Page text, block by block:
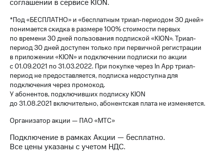
Тарифы
Интернет,
ТВ и телефон
для дома
Услуги
Акции
интернет
Домашнее
ТВ
Мой
Акции
Видеонаблюдение
для дома
149 ₽/
мес
МТС
Premium
Подписка
на гигабайты
интернета,
соглашении в сервисе KION.
*Под «БЕСПЛАТНО» и «бесплатным триал-периодом 30 дней»
понимается скидка в размере 100% стоимости первых
по времени 30 дней пользования подпиской «KION». Триал-
период 30 дней доступен только при первичной регистрации
в приложении «KION» и подключении подписки по акции
с 01.09.2021 по 31.03.2022. При покупке через In App триал-
период не предоставляется, подписка недоступна для
подключения через промокод.
У абонентов, подключивших подписку KION
до 31.08.2021 включительно, абонентская плата не изменяется.
Организатор акции — ПАО «МТС»
Подключение в рамках Акции — бесплатно.
Все цены указаны с учетом НДС.